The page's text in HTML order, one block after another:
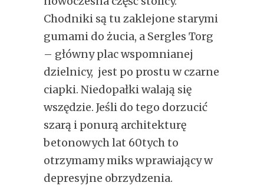
Chodniki są tu zaklejone starymi
gumami do żucia, a Sergles Torg
– główny plac wspomnianej
dzielnicy, jest po prostu w czarne
ciapki. Niedopałki walają się
wszędzie. Jeśli do tego dorzucić
szarą i ponurą architekturę
betonowych lat 60tych to
otrzymamy miks wprawiający w
depresyjne obrzydzenia.